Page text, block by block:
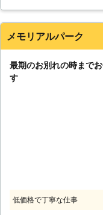
静岡県 裾野市 2018年
メモリアルパーク
最期のお別れの時まで
す
低価格で丁寧な仕事